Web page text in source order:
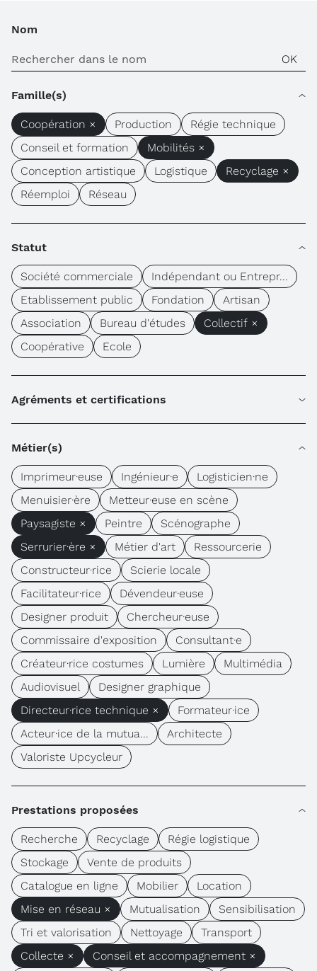
Nom
Famille(s)
Coopération × Production
Régie technique
Conseil et formation
Mobilités ×
Conception artistique
Logistique
Recyclage ×
Réemploi
Réseau
Statut
Société commerciale
Indépendant ou Entrepr...
Etablissement public
Fondation
Artisan
Association
Bureau d'études
Collectif ×
Coopérative
Ecole
Agréments et certifications
Métier(s)
Imprimeur·euse Ingénieur·e
Logisticien·ne
Menuisier·ère
Metteur·euse en scène
Paysagiste ×
Peintre
Scénographe
Serrurier·ère ×
Métier d'art
Ressourcerie
Constructeur·rice
Scierie locale
Facilitateur·rice
Dévendeur·euse
Designer produit
Chercheur·euse
Commissaire d'exposition
Consultant·e
Créateur·rice costumes
Lumière
Multimédia
Audiovisuel
Designer graphique
Directeur·rice technique ×
Formateur·ice
Acteur·ice de la mutua...
Architecte
Valoriste Upcycleur
Prestations proposées
Recherche Recyclage
Régie logistique
Stockage
Vente de produits
Catalogue en ligne
Mobilier
Location
Mise en réseau ×
Mutualisation
Sensibilisation
Tri et valorisation
Nettoyage
Transport
Collecte ×
Conseil et accompagnement ×